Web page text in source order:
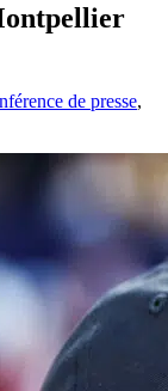
de presse,